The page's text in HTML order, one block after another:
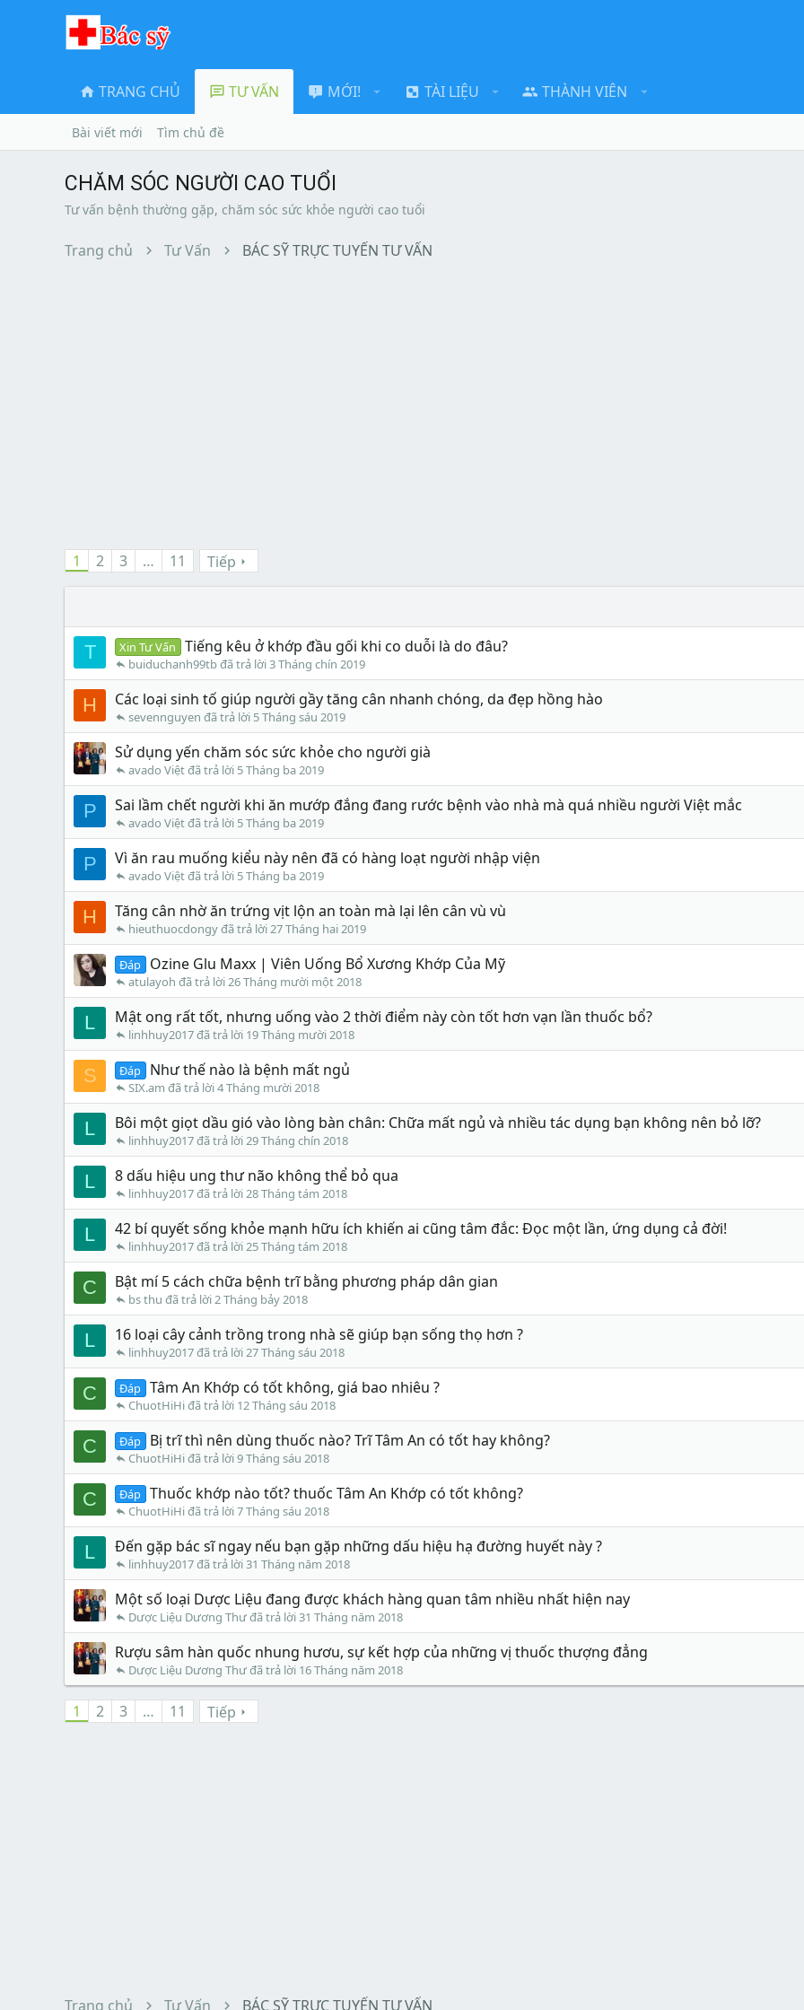
TRANG CHỦ TƯ VẤN MỚI! TÀI LIỆU THÀNH VIÊN
Bài viết mới Tìm chủ đề
CHĂM SÓC NGƯỜI CAO TUỔI
Tư vấn bệnh thường gặp, chăm sóc sức khỏe người cao tuổi
Trang chủ Tư Vấn BÁC SỸ TRỰC TUYẾN TƯ VẤN
1 2 3 … 11 Tiếp
T Xin Tư Vấn Tiếng kêu ở khớp đầu gối khi co duỗi là do đâu?
3 Tháng chín 2019
buiduchanh99tb
H Các loại sinh tố giúp người gầy tăng cân nhanh chóng, da đẹp hồng hào
5 Tháng sáu 2019
sevennguyen
Sử dụng yến chăm sóc sức khỏe cho người già
5 Tháng ba 2019
avado Việt
P Sai lầm chết người khi ăn mướp đắng đang rước bệnh vào nhà mà quá nhiều người Việt mắc
5 Tháng ba 2019
avado Việt
P Vì ăn rau muống kiểu này nên đã có hàng loạt người nhập viện
5 Tháng ba 2019
avado Việt
H Tăng cân nhờ ăn trứng vịt lộn an toàn mà lại lên cân vù vù
27 Tháng hai 2019
hieuthuocdongy
Đáp Ozine Glu Maxx | Viên Uống Bổ Xương Khớp Của Mỹ
26 Tháng mười một 2018
atulayoh
L Mật ong rất tốt, nhưng uống vào 2 thời điểm này còn tốt hơn vạn lần thuốc bổ?
19 Tháng mười 2018
linhhuy2017
S Đáp Như thế nào là bệnh mất ngủ
4 Tháng mười 2018
SIX.am
L Bôi một giọt dầu gió vào lòng bàn chân: Chữa mất ngủ và nhiều tác dụng bạn không nên bỏ lỡ?
29 Tháng chín 2018
linhhuy2017
L 8 dấu hiệu ung thư não không thể bỏ qua
28 Tháng tám 2018
linhhuy2017
L 42 bí quyết sống khỏe mạnh hữu ích khiến ai cũng tâm đắc: Đọc một lần, ứng dụng cả đời!
25 Tháng tám 2018
linhhuy2017
C Bật mí 5 cách chữa bệnh trĩ bằng phương pháp dân gian
2 Tháng bảy 2018
bs thu
L 16 loại cây cảnh trồng trong nhà sẽ giúp bạn sống thọ hơn ?
27 Tháng sáu 2018
linhhuy2017
C Đáp Tâm An Khớp có tốt không, giá bao nhiêu ?
12 Tháng sáu 2018
ChuotHiHi
C Đáp Bị trĩ thì nên dùng thuốc nào? Trĩ Tâm An có tốt hay không?
9 Tháng sáu 2018
ChuotHiHi
C Đáp Thuốc khớp nào tốt? thuốc Tâm An Khớp có tốt không?
7 Tháng sáu 2018
ChuotHiHi
L Đến gặp bác sĩ ngay nếu bạn gặp những dấu hiệu hạ đường huyết này ?
31 Tháng năm 2018
linhhuy2017
Một số loại Dược Liệu đang được khách hàng quan tâm nhiều nhất hiện nay
31 Tháng năm 2018
Dược Liệu Dương Thư
Rượu sâm hàn quốc nhung hươu, sự kết hợp của những vị thuốc thượng đẳng
16 Tháng năm 2018
Dược Liệu Dương Thư
1 2 3 … 11 Tiếp
Trang chủ Tư Vấn BÁC SỸ TRỰC TUYẾN TƯ VẤN